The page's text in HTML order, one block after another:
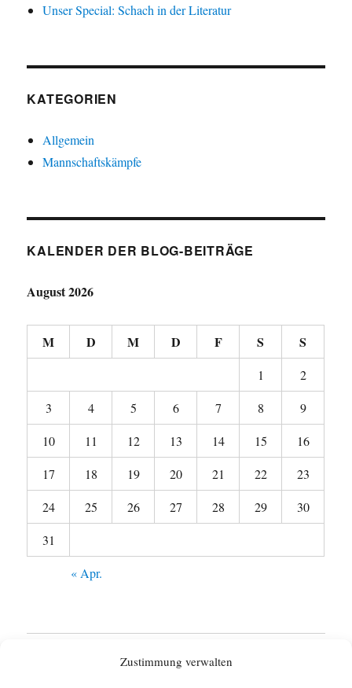
Zustimmung verwalten
Unser Special: Schach in der Literatur
KATEGORIEN
Allgemein
Mannschaftskämpfe
KALENDER DER BLOG-BEITRÄGE
August 2026
M D M D F S S
1
2
3
4 5 6 7 8
9
10
11 12 13 14 15
16
17
18 19 20 21 22
23
24
25 26 27 28 29
30
31
« Apr.